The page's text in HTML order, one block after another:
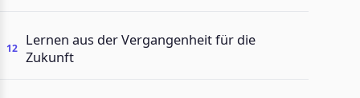
Lernen aus der Vergangenheit für die
Zukunft